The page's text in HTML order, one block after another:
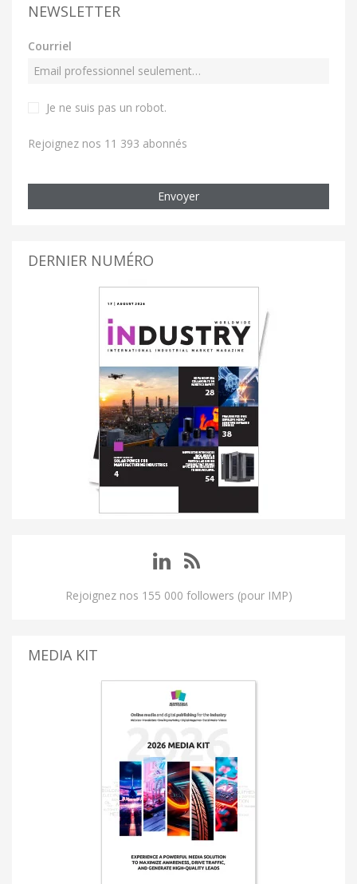
NEWSLETTER
Courriel
Je ne suis pas un robot.
Rejoignez nos 11 393 abonnés
Envoyer
DERNIER NUMÉRO
Rejoignez nos 155 000 followers (pour IMP)
MEDIA KIT